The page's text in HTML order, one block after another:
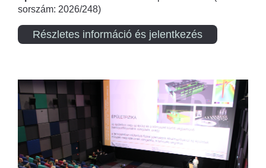
sorszám: 2026/248)
Részletes információ és jelentkezés